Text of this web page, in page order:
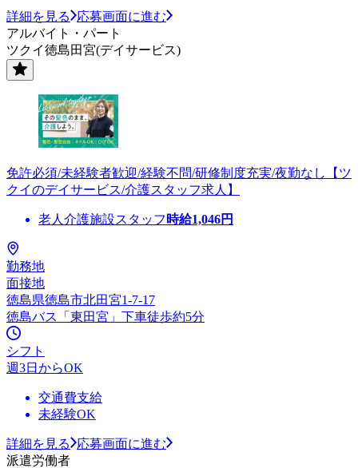
詳細を見る
応募画面に進む
アルバイト・パート
ツクイ徳島田宮(デイサービス)
免許必須/未経験者歓迎/経験不問/研修制度充実/夜勤なし【ツ
クイのデイサービス/介護スタッフ求人】
老人介護施設スタッフ 時給1,046円
勤務地
面接地
徳島県徳島市北田宮1-7-17
徳島バス「東田宮」下車徒歩約5分
シフト
週3日からOK
交通費支給
未経験OK
詳細を見る
応募画面に進む
派遣労働者